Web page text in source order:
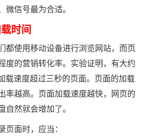
信号最为合适。
时间
使用移动设备进行浏览网站，而页
度的营销转化率。实验证明，有大约
载速度超过三秒的页面。页面的加载
率越高。页面加载速度越快，网页的
然就会增加了。
面时，应当：